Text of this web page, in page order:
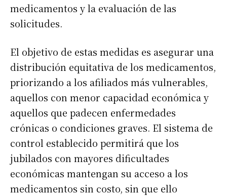
medicamentos y la evaluación de las
solicitudes.
El objetivo de estas medidas es asegurar una
distribución equitativa de los medicamentos,
priorizando a los afiliados más vulnerables,
aquellos con menor capacidad económica y
aquellos que padecen enfermedades
crónicas o condiciones graves. El sistema de
control establecido permitirá que los
jubilados con mayores dificultades
económicas mantengan su acceso a los
medicamentos sin costo, sin que ello